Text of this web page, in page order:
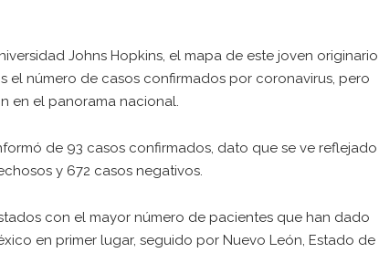
Johns Hopkins, el mapa de este joven originario
el número de casos confirmados por coronavirus, pero
en el panorama nacional.
de 93 casos confirmados, dato que se ve reflejado
y 672 casos negativos.
con el mayor número de pacientes que han dado
en primer lugar, seguido por Nuevo León, Estado de